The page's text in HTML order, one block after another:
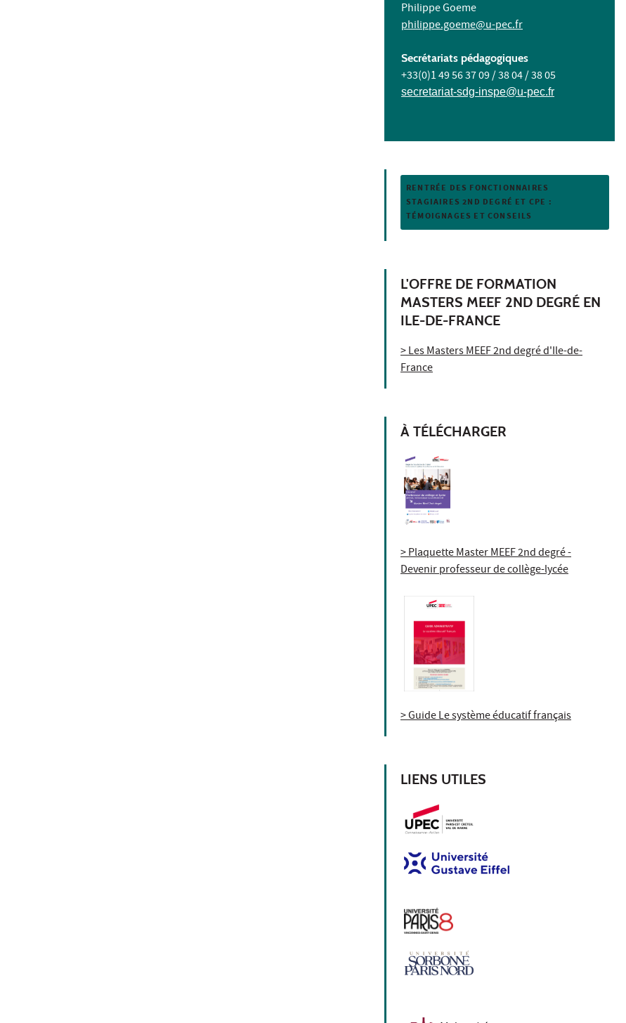
Philippe Goeme
philippe.goeme@u-pec.fr
Secrétariats pédagogiques
+33(0)1 49 56 37 09 / 38 04 / 38 05
secretariat-sdg-inspe@u-pec.fr
RENTRÉE DES FONCTIONNAIRES
STAGIAIRES 2ND DEGRÉ ET CPE :
TÉMOIGNAGES ET CONSEILS
L'OFFRE DE FORMATION
MASTERS MEEF 2ND DEGRÉ EN
ILE-DE-FRANCE
> Les Masters MEEF 2nd degré d'Ile-de-
France
À TÉLÉCHARGER
> Plaquette Master MEEF 2nd degré -
Devenir professeur de collège-lycée
> Guide Le système éducatif français
LIENS UTILES